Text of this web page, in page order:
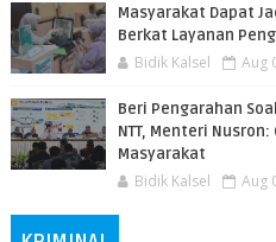
Masyarakat Dapat
Berkat Layanan
Bidik Kalsel Aug
Beri Pengarahan
NTT, Menteri
Masyarakat
Bidik Kalsel Aug